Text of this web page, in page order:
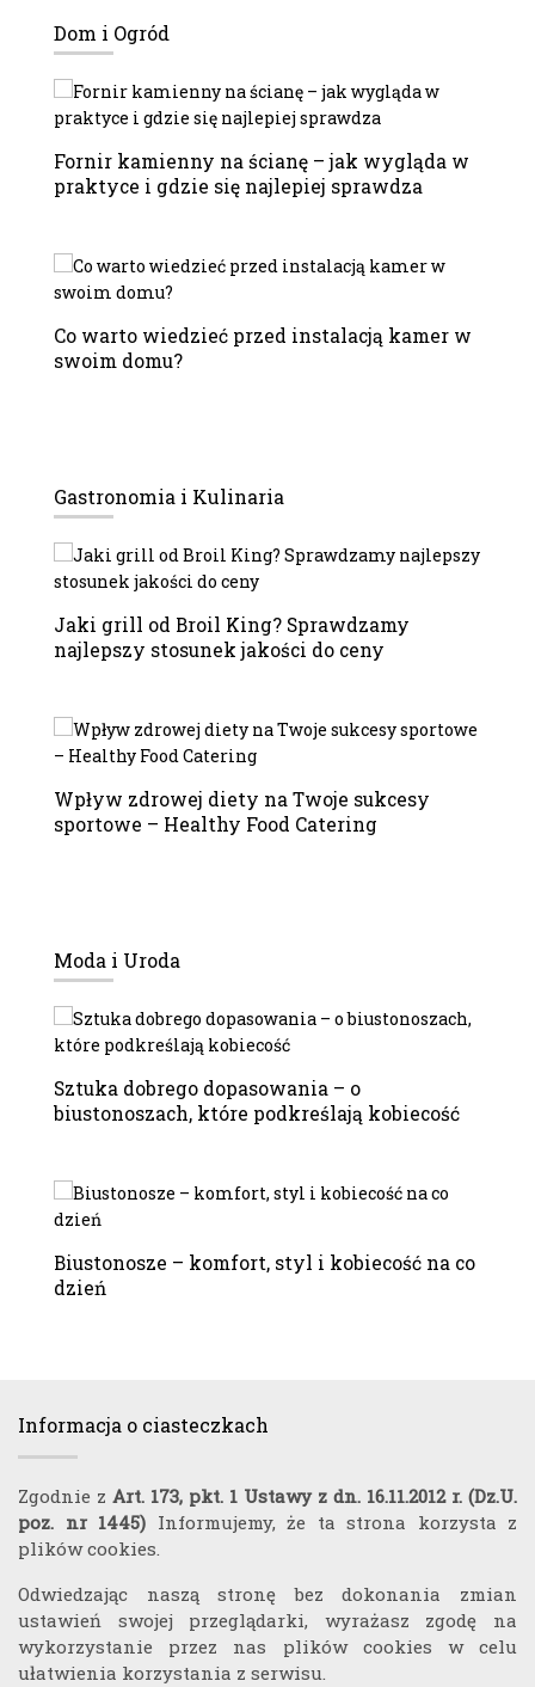
Dom i Ogród
Fornir kamienny na ścianę – jak wygląda w
praktyce i gdzie się najlepiej sprawdza
Co warto wiedzieć przed instalacją kamer w
swoim domu?
Gastronomia i Kulinaria
Jaki grill od Broil King? Sprawdzamy
najlepszy stosunek jakości do ceny
Wpływ zdrowej diety na Twoje sukcesy
sportowe – Healthy Food Catering
Moda i Uroda
Sztuka dobrego dopasowania – o
biustonoszach, które podkreślają kobiecość
Biustonosze – komfort, styl i kobiecość na co
dzień
Informacja o ciasteczkach
Zgodnie z Art. 173, pkt. 1 Ustawy z dn. 16.11.2012 r. (Dz.U.
poz. nr 1445) Informujemy, że ta strona korzysta z
plików cookies.
Odwiedzając naszą stronę bez dokonania zmian
ustawień swojej przeglądarki, wyrażasz zgodę na
wykorzystanie przez nas plików cookies w celu
ułatwienia korzystania z serwisu.